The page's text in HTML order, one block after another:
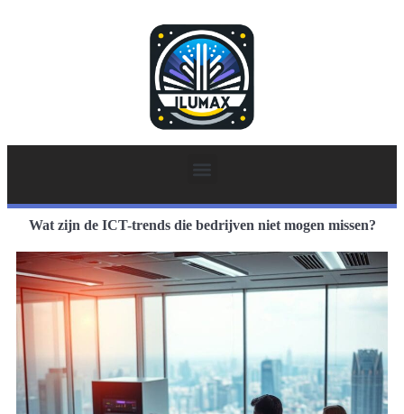
Wat zijn de ICT-trends die bedrijven niet mogen missen?